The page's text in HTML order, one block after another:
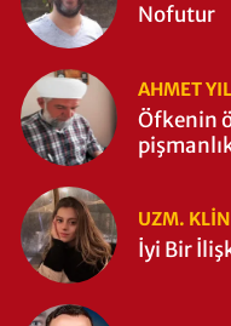
Nofutur
AHMET
Öfkenin
UZM.
İyi Bir